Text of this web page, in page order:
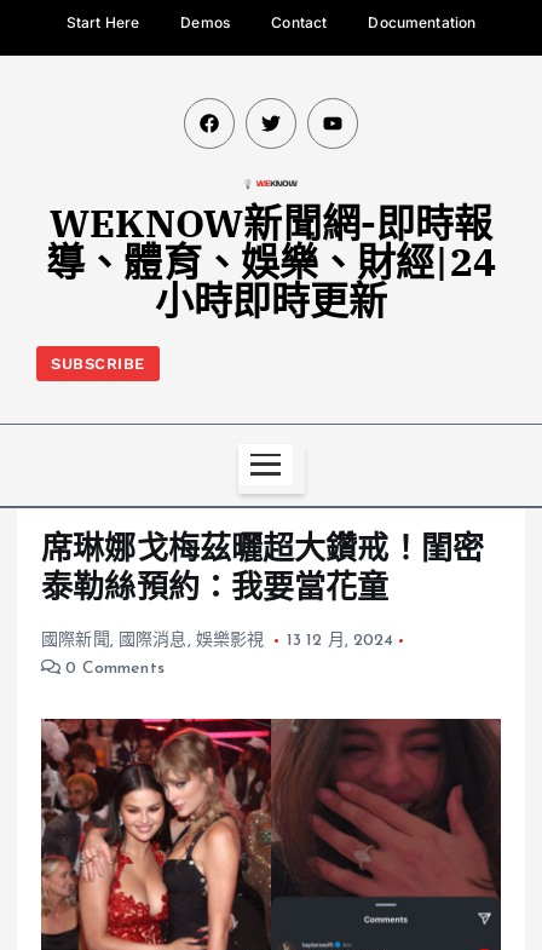
Start Here Demos Contact Documentation
WEKNOW新聞網-即時報
導、體育、娛樂、財經|24
小時即時更新
SUBSCRIBE
席琳娜戈梅茲曬超大鑽戒！閨密
泰勒絲預約：我要當花童
國際新聞, 國際消息, 娛樂影視
13 12 月, 2024
0 Comments